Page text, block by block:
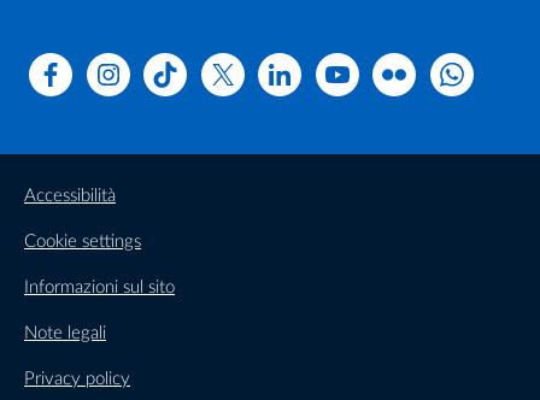
FacebookInstagramTikTok X LinkedinYoutubeFlickr
Accessibilità
Cookie settings
Informazioni sul sito
Note legali
Privacy policy